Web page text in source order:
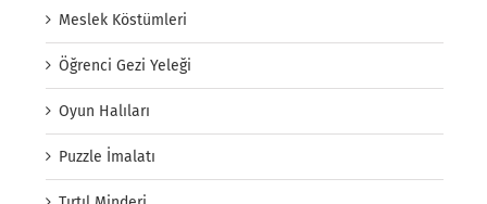
Meslek Köstümleri
Öğrenci Gezi Yeleği
Oyun Halıları
Puzzle İmalatı